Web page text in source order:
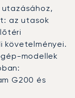
az utasok
követelményei.
modellek
G200 és